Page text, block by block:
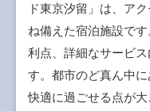
ド東京汐留」は、ア
ね備えた宿泊施設で
利点、詳細なサービ
す。都市のど真ん中
快適に過ごせる点が